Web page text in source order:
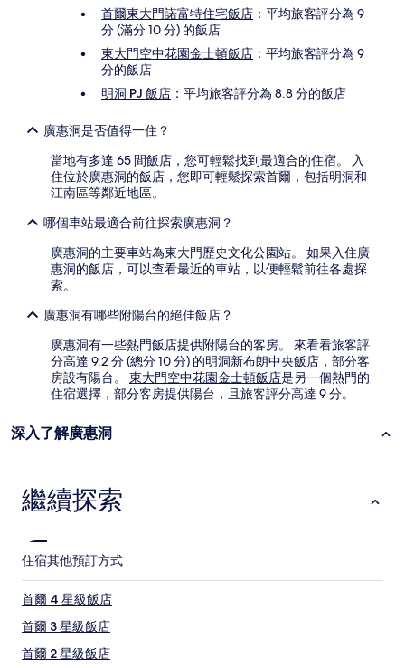
首爾東大門諾富特住宅飯店 ：平均旅客評分為 9
分 (滿分 10 分) 的飯店
東大門空中花園金士頓飯店 ：平均旅客評分為 9
分的飯店
明洞 PJ 飯店 ：平均旅客評分為 8.8 分的飯店
廣惠洞是否值得一住？
當地有多達 65 間飯店，您可輕鬆找到最適合的住宿。 入
住位於廣惠洞的飯店，您即可輕鬆探索首爾，包括明洞和
江南區等鄰近地區。
哪個車站最適合前往探索廣惠洞？
廣惠洞的主要車站為東大門歷史文化公園站。 如果入住廣
惠洞的飯店，可以查看最近的車站，以便輕鬆前往各處探
索。
廣惠洞有哪些附陽台的絕佳飯店？
廣惠洞有一些熱門飯店提供附陽台的客房。 來看看旅客評
分高達 9.2 分 (總分 10 分) 的明洞新布朗中央飯店 ，部分客
房設有陽台。 東大門空中花園金士頓飯店是另一個熱門的
住宿選擇，部分客房提供陽台，且旅客評分高達 9 分。
深入了解廣惠洞
繼續探索
住宿其他預訂方式
首爾 4 星級飯店
首爾 3 星級飯店
首爾 2 星級飯店